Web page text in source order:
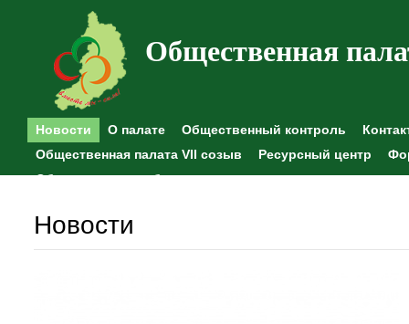
Общественная
Новости О палате Общественный контроль
Общественная палата VII созыв
Ресурсный центр
Общественные наблюдения
Новости